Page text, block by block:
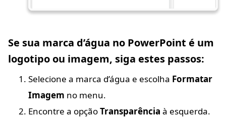
Se sua marca d’água no PowerPoint é um
logotipo ou imagem, siga estes passos:
Selecione a marca d’água e escolha Formatar
Imagem no menu.
Encontre a opçãoTransparência à esquerda.